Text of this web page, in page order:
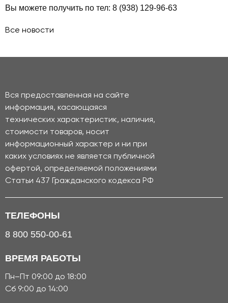
Вы можете получить по тел: 8 (938) 129-96-63
Все новости
Вся предоставленная на сайте
информация, касающаяся
технических характеристик, наличия,
стоимости товаров, носит
информационный характер и ни при
каких условиях не является публичной
офертой, определяемой положениями
Статьи 437 Гражданского кодекса РФ
ТЕЛЕФОНЫ
8 800 550-00-61
ВРЕМЯ РАБОТЫ
Пн–Пт 09:00 до 18:00
Сб 9:00 до 14:00